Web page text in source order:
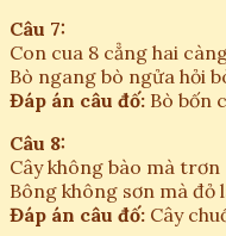
Câu 7:
Con cua 8 cẳng hai
Bò ngang bò ngửa hỏi
Đáp án câu đố: Bò bốn
Câu 8:
Cây không bào mà trơn
Bông không sơn mà đỏ
Đáp án câu đố: Cây